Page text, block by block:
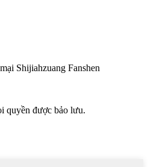
Shijiahzuang Fanshen
quyền được bảo lưu.